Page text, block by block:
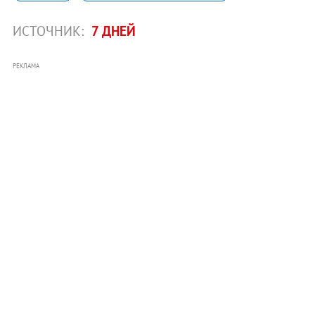
ИСТОЧНИК: 7 ДНЕЙ
РЕКЛАМА